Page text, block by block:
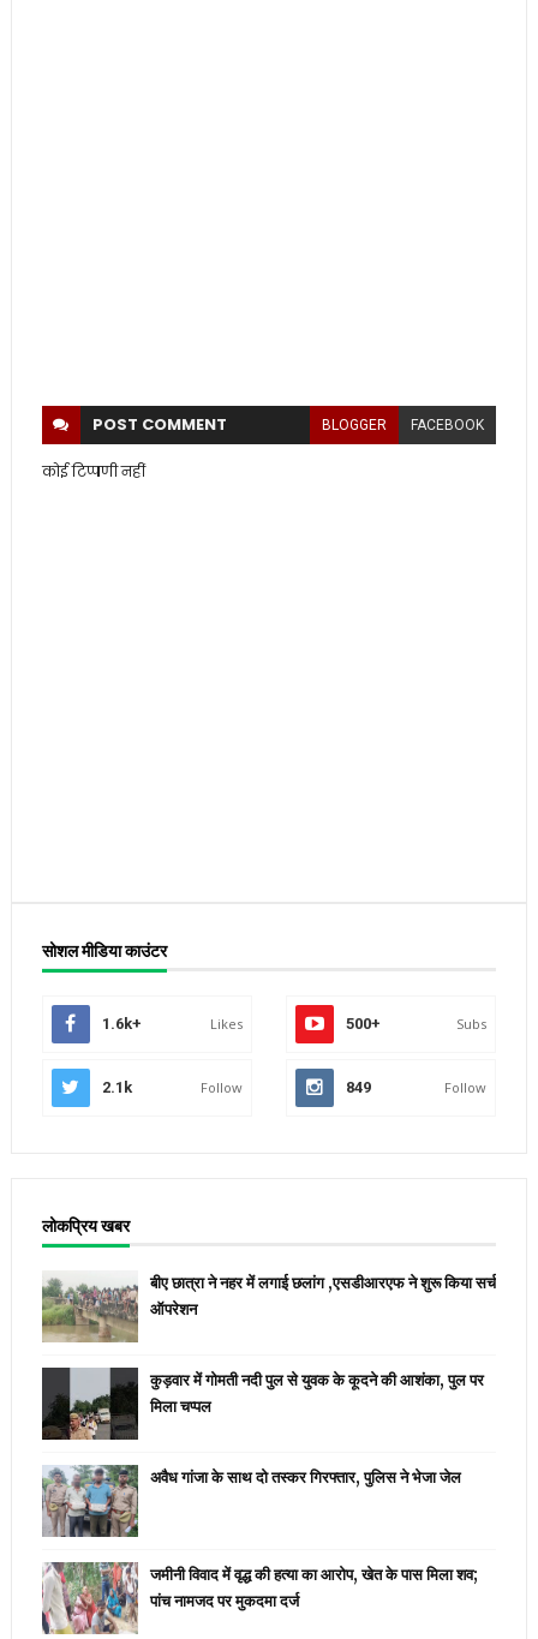
POST COMMENT BLOGGER FACEBOOK
कोई टिप्पणी नहीं
सोशल मीडिया काउंटर
1.6k+ Likes 500+ Subs
2.1k Follow 849 Follow
लोकप्रिय खबर
बीए छात्रा ने नहर में लगाई छलांग ,एसडीआरएफ ने शुरू किया सर्च
ऑपरेशन
कुड़वार में गोमती नदी पुल से युवक के कूदने की आशंका, पुल पर
मिला चप्पल
अवैध गांजा के साथ दो तस्कर गिरफ्तार, पुलिस ने भेजा जेल
जमीनी विवाद में वृद्ध की हत्या का आरोप, खेत के पास मिला शव;
पांच नामजद पर मुकदमा दर्ज